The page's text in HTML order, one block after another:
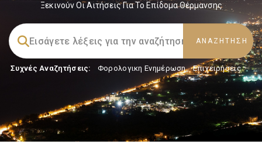
Ξεκινούν Οι Αιτήσεις Για Το Επίδομα Θέρμανσης
Συχνές Αναζητήσεις: Φορολογικη Ενημέρωση, Επιχειρήσεις